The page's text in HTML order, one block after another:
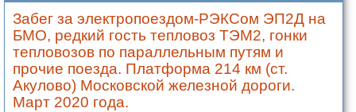
Забег за электропоездом-РЭКСом ЭП2Д на
БМО, редкий гость тепловоз ТЭМ2, гонки
тепловозов по параллельным путям и
прочие поезда. Платформа 214 км (ст.
Акулово) Московской железной дороги.
Март 2020 года.